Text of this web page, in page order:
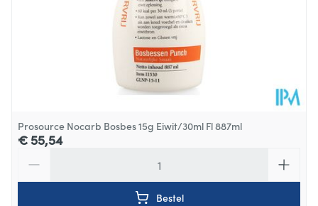
Prosource Nocarb Bosbes 15g Eiwit/30ml Fl 887ml
€ 55,54
Bestel